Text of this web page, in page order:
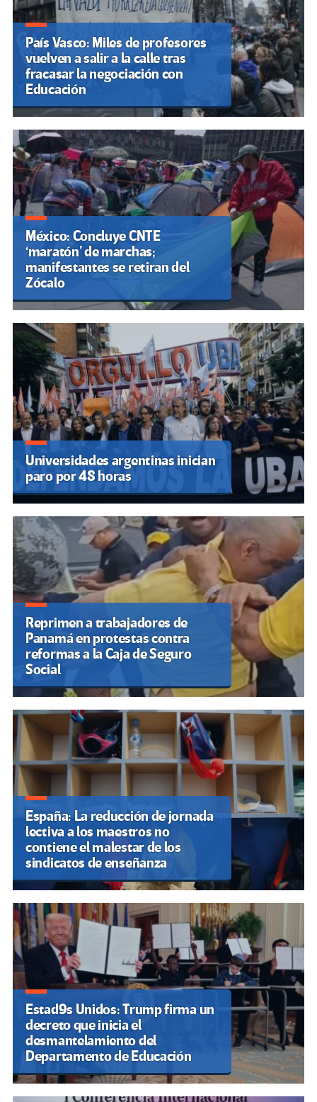
País Vasco: Miles de profesores
vuelven a salir a la calle tras
fracasar la negociación con
Educación
México: Concluye CNTE
‘maratón’ de marchas;
manifestantes se retiran del
Zócalo
Universidades argentinas inician
paro por 48 horas
Reprimen a trabajadores de
Panamá en protestas contra
reformas a la Caja de Seguro
Social
España: La reducción de jornada
lectiva a los maestros no
contiene el malestar de los
sindicatos de enseñanza
Estad9s Unidos: Trump firma un
decreto que inicia el
desmantelamiento del
Departamento de Educación